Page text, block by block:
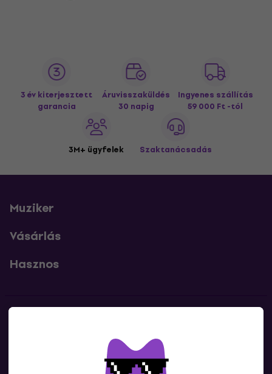
3 év kiterjesztett
garancia
Áruvisszaküldés
30 napig
Ingyenes szállítás
59 000 Ft -tól
3M+ ügyfelek Szaktanácsadás
Muziker
Vásárlás
Hasznos
Lépj kapcsolatba velünk